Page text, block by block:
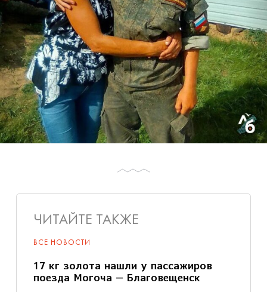
ЧИТАЙТЕ ТАКЖЕ
ВСЕ НОВОСТИ
17 кг золота нашли у пассажиров
поезда Могоча — Благовещенск